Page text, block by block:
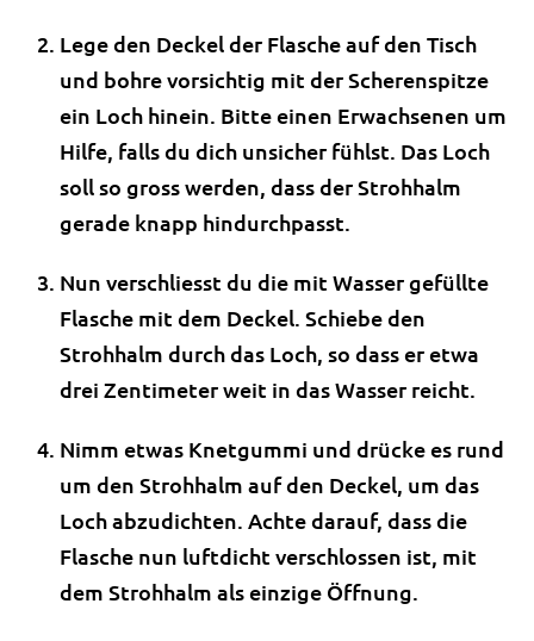
Lege den Deckel der Flasche auf den Tisch
und bohre vorsichtig mit der Scherenspitze
ein Loch hinein. Bitte einen Erwachsenen um
Hilfe, falls du dich unsicher fühlst. Das Loch
soll so gross werden, dass der Strohhalm
gerade knapp hindurchpasst.
Nun verschliesst du die mit Wasser gefüllte
Flasche mit dem Deckel. Schiebe den
Strohhalm durch das Loch, so dass er etwa
drei Zentimeter weit in das Wasser reicht.
Nimm etwas Knetgummi und drücke es rund
um den Strohhalm auf den Deckel, um das
Loch abzudichten. Achte darauf, dass die
Flasche nun luftdicht verschlossen ist, mit
dem Strohhalm als einzige Öffnung.